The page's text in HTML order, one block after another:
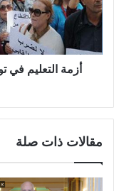
أزمة التعليم في
مقالات ذات صلة